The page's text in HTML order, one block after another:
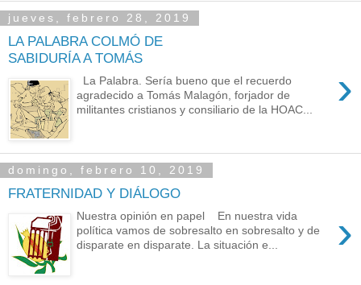
jueves, febrero 28, 2019
LA PALABRA COLMÓ DE
SABIDURÍA A TOMÁS
›
La Palabra. Sería bueno que el recuerdo
agradecido a Tomás Malagón, forjador de
militantes cristianos y consiliario de la HOAC...
domingo, febrero 10, 2019
FRATERNIDAD Y DIÁLOGO
›
Nuestra opinión en papel En nuestra vida
política vamos de sobresalto en sobresalto y de
disparate en disparate. La situación e...